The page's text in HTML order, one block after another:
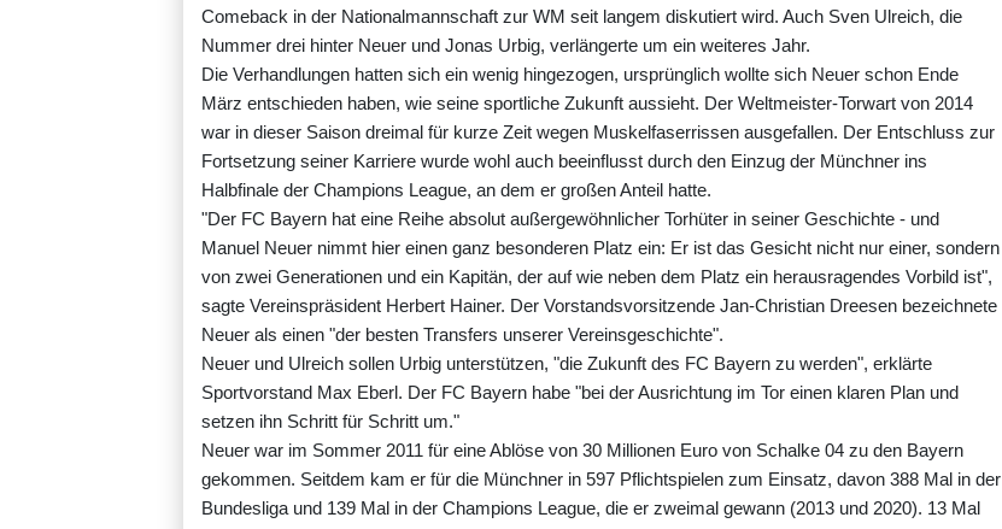
Comeback in der Nationalmannschaft zur WM seit langem diskutiert wird. Auch Sven Ulreich, die
Nummer drei hinter Neuer und Jonas Urbig, verlängerte um ein weiteres Jahr.
Die Verhandlungen hatten sich ein wenig hingezogen, ursprünglich wollte sich Neuer schon Ende
März entschieden haben, wie seine sportliche Zukunft aussieht. Der Weltmeister-Torwart von 2014
war in dieser Saison dreimal für kurze Zeit wegen Muskelfaserrissen ausgefallen. Der Entschluss zur
Fortsetzung seiner Karriere wurde wohl auch beeinflusst durch den Einzug der Münchner ins
Halbfinale der Champions League, an dem er großen Anteil hatte.
"Der FC Bayern hat eine Reihe absolut außergewöhnlicher Torhüter in seiner Geschichte - und
Manuel Neuer nimmt hier einen ganz besonderen Platz ein: Er ist das Gesicht nicht nur einer, sondern
von zwei Generationen und ein Kapitän, der auf wie neben dem Platz ein herausragendes Vorbild ist",
sagte Vereinspräsident Herbert Hainer. Der Vorstandsvorsitzende Jan-Christian Dreesen bezeichnete
Neuer als einen "der besten Transfers unserer Vereinsgeschichte".
Neuer und Ulreich sollen Urbig unterstützen, "die Zukunft des FC Bayern zu werden", erklärte
Sportvorstand Max Eberl. Der FC Bayern habe "bei der Ausrichtung im Tor einen klaren Plan und
setzen ihn Schritt für Schritt um."
Neuer war im Sommer 2011 für eine Ablöse von 30 Millionen Euro von Schalke 04 zu den Bayern
gekommen. Seitdem kam er für die Münchner in 597 Pflichtspielen zum Einsatz, davon 388 Mal in der
Bundesliga und 139 Mal in der Champions League, die er zweimal gewann (2013 und 2020). 13 Mal